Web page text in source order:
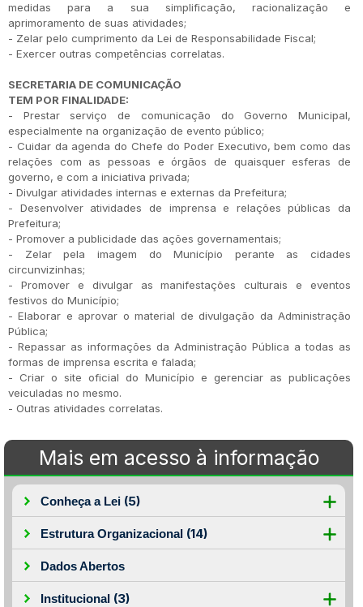
medidas para a sua simplificação, racionalização e
aprimoramento de suas atividades;
- Zelar pelo cumprimento da Lei de Responsabilidade Fiscal;
- Exercer outras competências correlatas.
SECRETARIA DE COMUNICAÇÃO
TEM POR FINALIDADE:
- Prestar serviço de comunicação do Governo Municipal,
especialmente na organização de evento público;
- Cuidar da agenda do Chefe do Poder Executivo, bem como das
relações com as pessoas e órgãos de quaisquer esferas de
governo, e com a iniciativa privada;
- Divulgar atividades internas e externas da Prefeitura;
- Desenvolver atividades de imprensa e relações públicas da
Prefeitura;
- Promover a publicidade das ações governamentais;
- Zelar pela imagem do Município perante as cidades
circunvizinhas;
- Promover e divulgar as manifestações culturais e eventos
festivos do Município;
- Elaborar e aprovar o material de divulgação da Administração
Pública;
- Repassar as informações da Administração Pública a todas as
formas de imprensa escrita e falada;
- Criar o site oficial do Município e gerenciar as publicações
veiculadas no mesmo.
- Outras atividades correlatas.
Mais em acesso à informação
Conheça a Lei (5)
Estrutura Organizacional (14)
Dados Abertos
Institucional (3)